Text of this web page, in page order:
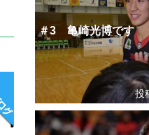
＃3 亀崎光博です
投